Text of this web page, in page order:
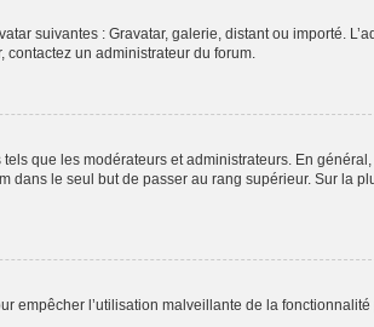
suivantes : Gravatar, galerie, distant ou importé.
contactez un administrateur du forum.
que les modérateurs et administrateurs. En
dans le seul but de passer au rang supérieur. Sur la
empêcher l’utilisation malveillante de la